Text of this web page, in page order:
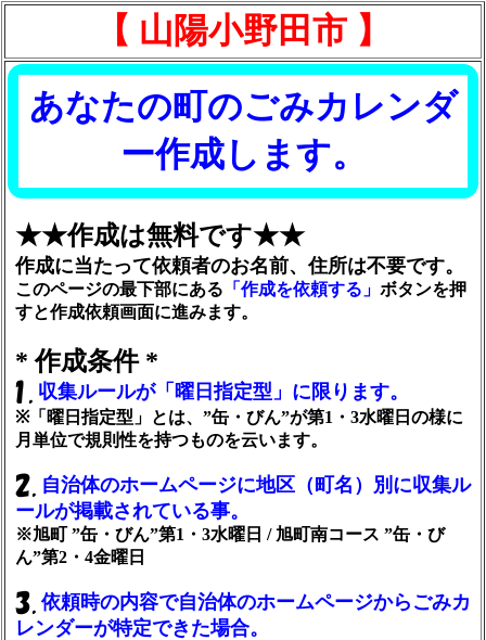
【 山陽小野田市 】
あなたの町のごみカレンダ
ー作成します。
★★作成は無料です★★
作成に当たって依頼者のお名前、住所は不要です。
このページの最下部にある 「作成を依頼する」 ボタンを押
すと作成依頼画面に進みます。
* 作成条件 *
収集ルールが「曜日指定型」に限ります。
※「曜日指定型」とは、”缶・びん”が第1・3水曜日の様に
月単位で規則性を持つものを云います。
自治体のホームページに地区（町名）別に収集ル
ールが掲載されている事。
※旭町 ”缶・びん”第1・3水曜日 / 旭町南コース ”缶・び
ん”第2・4金曜日
依頼時の内容で自治体のホームページからごみカ
レンダーが特定できた場合。